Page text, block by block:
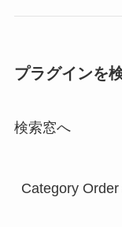
プラグインを
検索窓へ
Category